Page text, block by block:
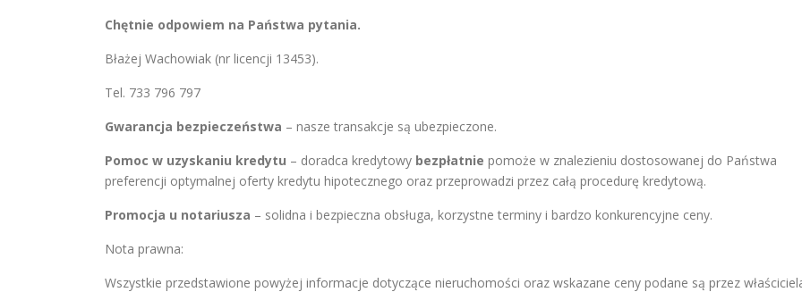
Chętnie odpowiem na Państwa pytania.
Błażej Wachowiak (nr licencji 13453).
Tel. 733 796 797
Gwarancja bezpieczeństwa – nasze transakcje są ubezpieczone.
Pomoc w uzyskaniu kredytu – doradca kredytowy bezpłatnie pomoże w znalezieniu dostosowanej do Państwa
preferencji optymalnej oferty kredytu hipotecznego oraz przeprowadzi przez całą procedurę kredytową.
Promocja u notariusza – solidna i bezpieczna obsługa, korzystne terminy i bardzo konkurencyjne ceny.
Nota prawna:
Wszystkie przedstawione powyżej informacje dotyczące nieruchomości oraz wskazane ceny podane są przez